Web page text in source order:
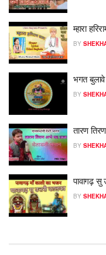
म्हारा
BY
भगत बुलावे
BY
तारण
BY
पावागढ़
BY